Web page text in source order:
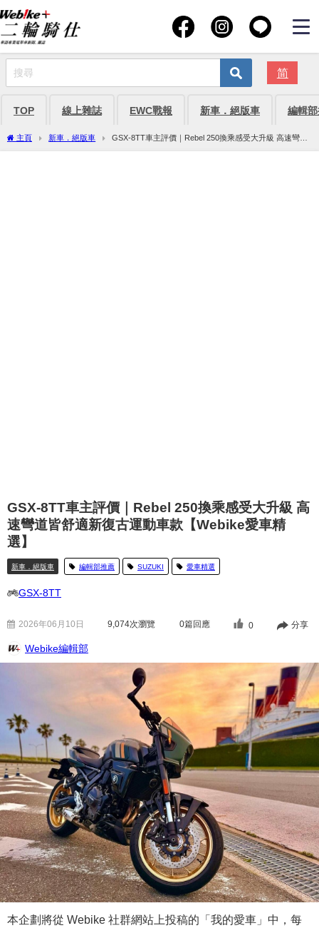
简
TOP 線上雜誌 EWC戰報 新車．絕版車 編輯
主頁 新車．絕版車
GSX-8TT車主評價｜Rebel 250換乘感受大升級 高速彎道
皆舒適新復古運動車款【Webike愛車精選】
GSX-8TT車主評價｜Rebel 250換乘感受大升級 高
速彎道皆舒適新復古運動車款【Webike愛車精
選】
新車．絕版車 編輯部推薦 SUZUKI 愛車精選
GSX-8TT
2026年06月10日 9,074次瀏覽 0篇回應 0 分享
Webike編輯部
本企劃將從 Webike 社群網站上投稿的「我的愛車」中，每